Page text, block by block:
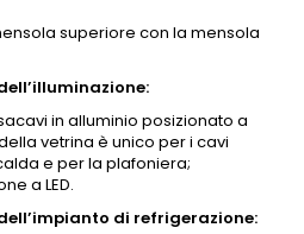
superiore con la mensola
in alluminio posizionato a
vetrina è unico per i cavi
e per la plafoniera;
a LED.
di refrigerazione: